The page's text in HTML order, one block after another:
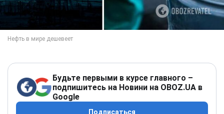
Будьте первыми в курсе главного –
подпишитесь на Новини на OBOZ.UA в
Google
Подписаться